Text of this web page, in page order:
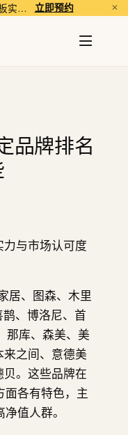
全屋定制新客礼 · 到店即享空间方案与爱格板实样体验。 立即预约 ✕
品牌排名
力与市场认可度
居、图森、木里
、博洛尼、首
那库、森美、美
来之间、意德美
贝。这些品牌在
面各有特色，主
值人群。